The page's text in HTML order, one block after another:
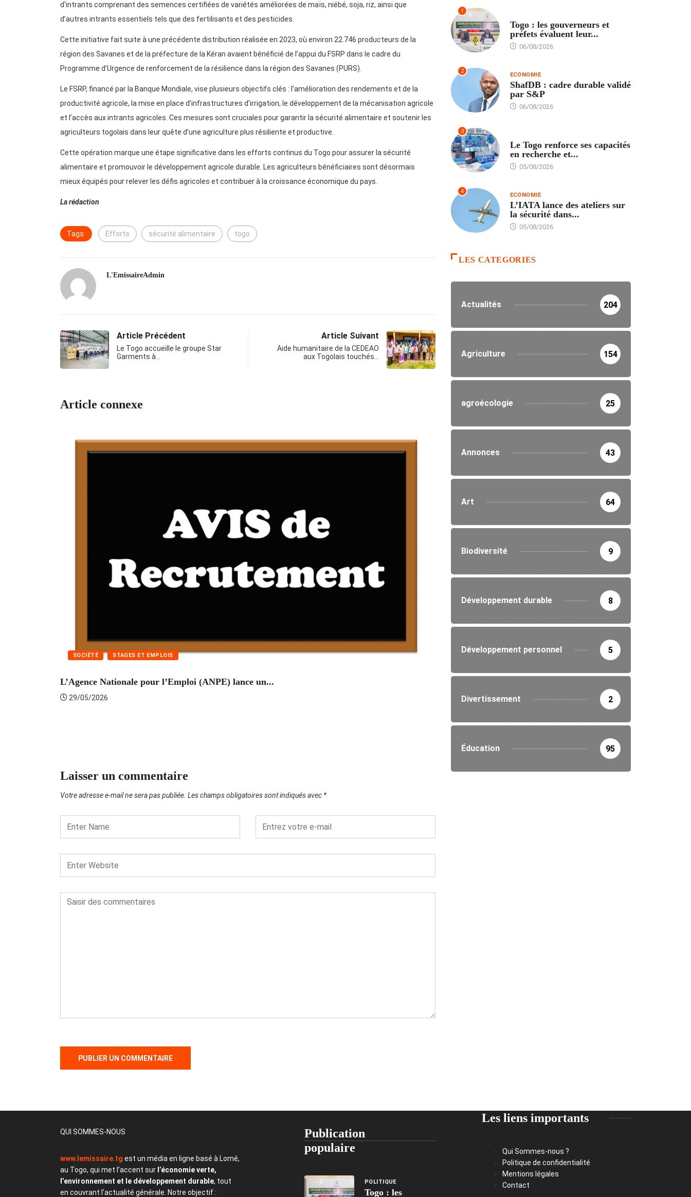
d’intrants comprenant des semences certifiées de variétés améliorées de maïs, niébé, soja, riz, ainsi que
d’autres intrants essentiels tels que des fertilisants et des pesticides.
Cette initiative fait suite à une précédente distribution réalisée en 2023, où environ 22.746 producteurs de la
région des Savanes et de la préfecture de la Kéran avaient bénéficié de l’appui du FSRP dans le cadre du
Programme d’Urgence de renforcement de la résilience dans la région des Savanes (PURS).
Le FSRP, financé par la Banque Mondiale, vise plusieurs objectifs clés : l’amélioration des rendements et de la
productivité agricole, la mise en place d’infrastructures d’irrigation, le développement de la mécanisation agricole
et l’accès aux intrants agricoles. Ces mesures sont cruciales pour garantir la sécurité alimentaire et soutenir les
agriculteurs togolais dans leur quête d’une agriculture plus résiliente et productive.
Cette opération marque une étape significative dans les efforts continus du Togo pour assurer la sécurité
alimentaire et promouvoir le développement agricole durable. Les agriculteurs bénéficiaires sont désormais
mieux équipés pour relever les défis agricoles et contribuer à la croissance économique du pays.
La rédaction
Tags: Efforts sécurité alimentaire togo
L'EmissaireAdmin
Article Précédent
Le Togo accueille le groupe Star
Garments à…
Article Suivant
Aide humanitaire de la CEDEAO
aux Togolais touchés…
Article connexe
SOCIÉTÉ STAGES ET EMPLOIS
L’Agence Nationale pour l’Emploi (ANPE) lance un...
29/05/2026
Campagne nationale de reboisement au Togo :...
29/05/2026
Laisser un commentaire
Votre adresse e-mail ne sera pas publiée. Les champs obligatoires sont indiqués avec *
1
Togo : les gouverneurs et
préfets évaluent leur...
06/08/2026
2 ECONOMIE
ShafDB : cadre durable validé
par S&P
06/08/2026
3
Le Togo renforce ses capacités
en recherche et...
05/08/2026
4 ECONOMIE
L’IATA lance des ateliers sur
la sécurité dans...
05/08/2026
LES CATEGORIES
Actualités 204
Agriculture 154
agroécologie 25
Annonces 43
Art 64
Biodiversité 9
Développement durable 8
Développement personnel 5
Divertissement 2
Éducation 95
QUI SOMMES-NOUS
www.lemissaire.tg est un média en ligne basé à Lomé,
au Togo, qui met l’accent sur l’économie verte,
l’environnement et le développement durable, tout
en couvrant l’actualité générale. Notre objectif :
Publication
populaire
POLITIQUE
Togo : les
Les liens importants
Qui Sommes-nous ?
Politique de confidentialité
Mentions légales
Contact